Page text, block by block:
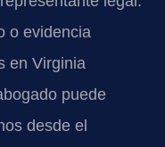
o evidencia
en Virginia
puede
desde el